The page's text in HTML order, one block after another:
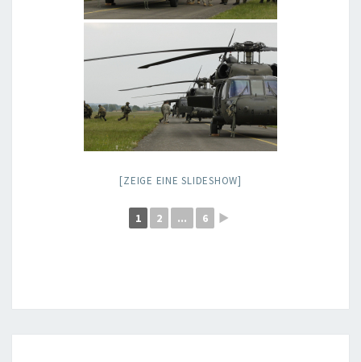
[ZEIGE EINE SLIDESHOW]
1 2 ... 6 ►